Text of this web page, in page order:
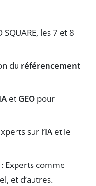
SQUARE, les 7 et 8
du référencement
IA et GEO pour
sur l’IA et le
: Experts comme
et d’autres.